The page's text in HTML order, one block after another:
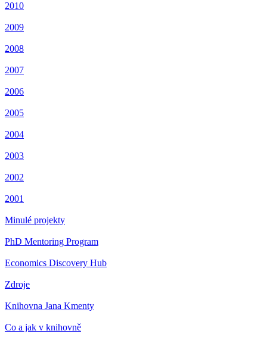
2010
2009
2008
2007
2006
2005
2004
2003
2002
2001
Minulé projekty
PhD Mentoring Program
Economics Discovery Hub
Zdroje
Knihovna Jana Kmenty
Co a jak v knihovně